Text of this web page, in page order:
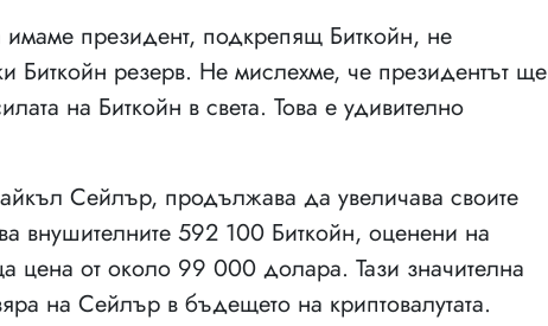
президент, подкрепящ Биткойн, не
Биткойн резерв. Не мислехме, че президентът ще
на Биткойн в света. Това е удивително
Сейлър, продължава да увеличава своите
внушителните 592 100 Биткойн, оценени на
цена от около 99 000 долара. Тази значителна
на Сейлър в бъдещето на криптовалутата.